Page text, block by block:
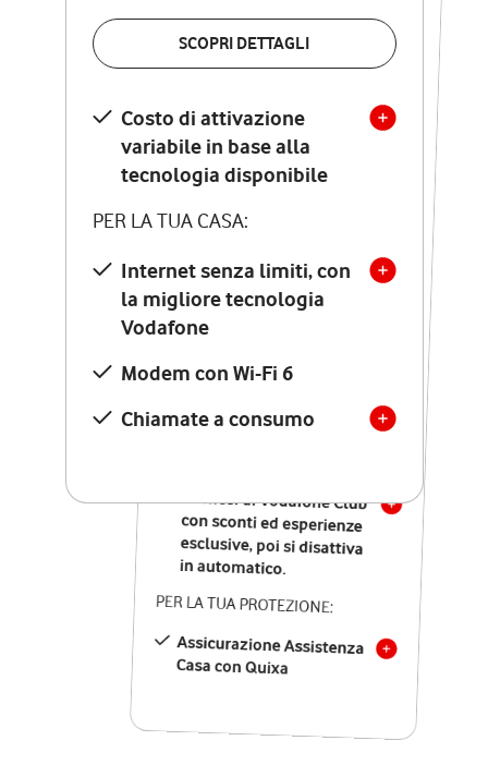
SCOPRI DETTAGLI
Costo di attivazione
variabile in base alla
tecnologia disponibile
PER LA TUA CASA:
Internet senza limiti, con
la migliore tecnologia
Vodafone
Modem con Wi-Fi 6
Chiamate a consumo
VERIFICA LA COPERTURA
Costo di attivazione
variabile in base alla
tecnologia disponibile
PER LA TUA CASA:
Internet senza limiti, con
la migliore tecnologia
Vodafone
Modem Seven con Wi-Fi 7
Chiamate illimitate verso
numeri fissi e mobili
nazionali
12 mesi di Vodafone Club
con sconti ed esperienze
esclusive, poi si disattiva
in automatico.
PER LA TUA PROTEZIONE:
Assicurazione Assistenza
Casa con Quixa